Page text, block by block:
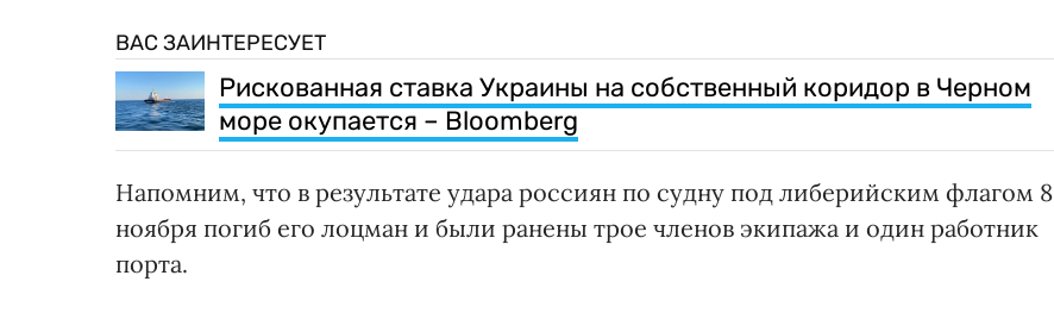
ВАС ЗАИНТЕРЕСУЕТ
Рискованная ставка Украины на собственный коридор в Черном
море окупается – Bloomberg
Напомним, что в результате удара россиян по судну под либерийским флагом 8
ноября погиб его лоцман и были ранены трое членов экипажа и один работник
порта.